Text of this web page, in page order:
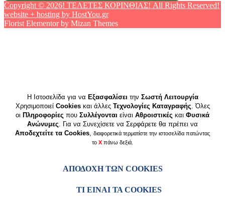
Copyright © 2026! ΤΕΛΕΤΕΣ ΚΟΡΙΝΘΙΑΣ! All Rights Reserved!
website + hosting by HostYou.gr
Florist Elementor by Mizan Themes
Η Ιστοσελίδα για να Εξασφαλίσει την Σωστή Λειτουργία
Χρησιμοποιεί Cookiesκαι άλλες Τεχνολογίες Καταγραφής . Όλες
οι Πληροφορίες που Συλλέγονται είναι Αθροιστικές και Φυσικά
Ανώνυμες . Για να Συνεχίσετε να Σερφάρετε θα πρέπει να
Αποδεχτείτε τα Cookies
διαφορετικά τερματίστε την ιστοσελίδα πατώντας
το X πάνω δεξιά.
ΑΠΟΔΟΧΉ ΤΩΝ COOKIES
ΤΙ ΕΊΝΑΙ ΤΑ COOKIES